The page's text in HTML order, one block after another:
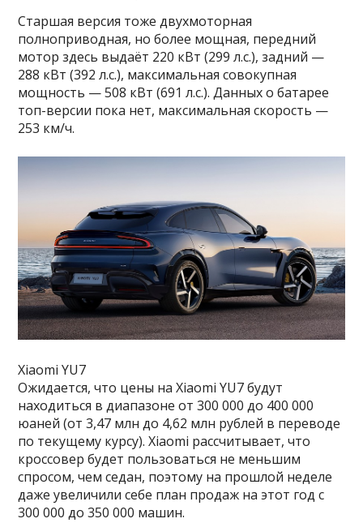
Старшая версия тоже двухмоторная
полноприводная, но более мощная, передний
мотор здесь выдаёт 220 кВт (299 л.с.), задний —
288 кВт (392 л.с.), максимальная совокупная
мощность — 508 кВт (691 л.с.). Данных о батарее
топ-версии пока нет, максимальная скорость —
253 км/ч.
Xiaomi YU7
Ожидается, что цены на Xiaomi YU7 будут
находиться в диапазоне от 300 000 до 400 000
юаней (от 3,47 млн до 4,62 млн рублей в переводе
по текущему курсу). Xiaomi рассчитывает, что
кроссовер будет пользоваться не меньшим
спросом, чем седан, поэтому на прошлой неделе
даже увеличили себе план продаж на этот год с
300 000 до 350 000 машин.